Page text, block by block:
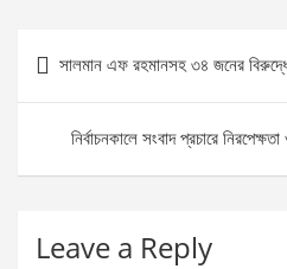
o
o
g
er
A
p
p
Post
navigation
সালমান এফ রহমানসহ ৩৪ জনের
নির্বাচনকালে সংবাদ প্রচারে
Leave a Reply